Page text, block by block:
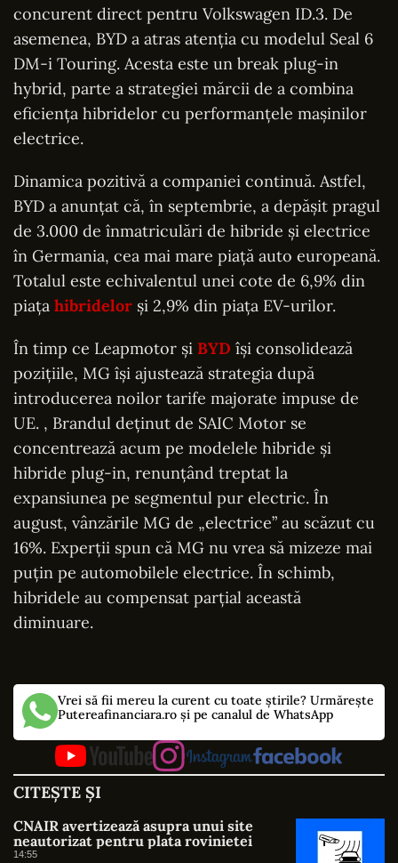
concurent direct pentru Volkswagen ID.3. De
asemenea, BYD a atras atenția cu modelul Seal 6
DM-i Touring. Acesta este un break plug-in
hybrid, parte a strategiei mărcii de a combina
eficiența hibridelor cu performanțele mașinilor
electrice.
Dinamica pozitivă a companiei continuă. Astfel,
BYD a anunțat că, în septembrie, a depășit pragul
de 3.000 de înmatriculări de hibride și electrice
în Germania, cea mai mare piață auto europeană.
Totalul este echivalentul unei cote de 6,9% din
piața hibridelor și 2,9% din piața EV-urilor.
În timp ce Leapmotor și BYD își consolidează
pozițiile, MG își ajustează strategia după
introducerea noilor tarife majorate impuse de
UE. , Brandul deținut de SAIC Motor se
concentrează acum pe modelele hibride și
hibride plug-in, renunțând treptat la
expansiunea pe segmentul pur electric. În
august, vânzările MG de „electrice” au scăzut cu
16%. Experții spun că MG nu vrea să mizeze mai
puțin pe automobilele electrice. În schimb,
hibridele au compensat parțial această
diminuare.
Vrei să fii mereu la curent cu toate știrile? Urmărește
Putereafinanciara.ro și pe canalul de WhatsApp
CITEȘTE ȘI
CNAIR avertizează asupra unui site
neautorizat pentru plata rovinietei
14:55